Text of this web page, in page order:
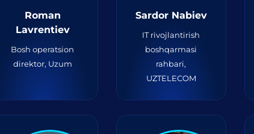
Roman
Lavrentiev
Bosh operatsion
direktor, Uzum
Sardor Nabiev
IT rivojlantirish
boshqarmasi
rahbari,
UZTELECOM